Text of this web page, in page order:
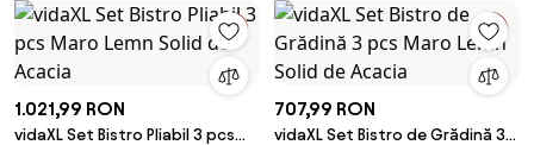
1.021,99 RON
vidaXL Set Bistro Pliabil 3 pcs
707,99 RON
vidaXL Set Bistro de Grădină 3